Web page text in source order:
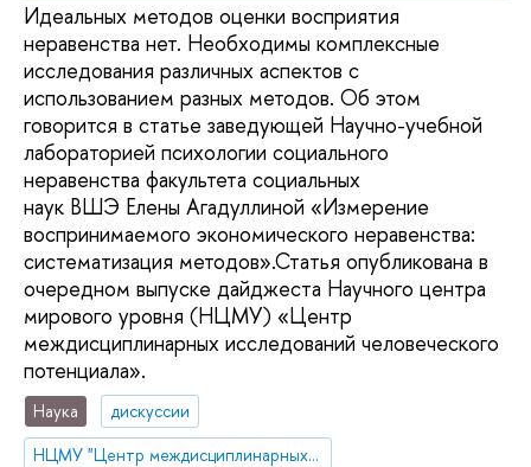
Идеальных методов оценки восприятия
неравенства нет. Необходимы комплексные
исследования различных аспектов с
использованием разных методов. Об этом
говорится в статье заведующей Научно-учебной
лабораторией психологии социального
неравенства факультета социальных
наук ВШЭ Елены Агадуллиной «Измерение
воспринимаемого экономического неравенства:
систематизация методов».Статья опубликована в
очередном выпуске дайджеста Научного центра
мирового уровня (НЦМУ) «Центр
междисциплинарных исследований человеческого
потенциала».
Наука
дискуссии
НЦМУ "Центр междисциплинарных исследований человеческого потенциала"